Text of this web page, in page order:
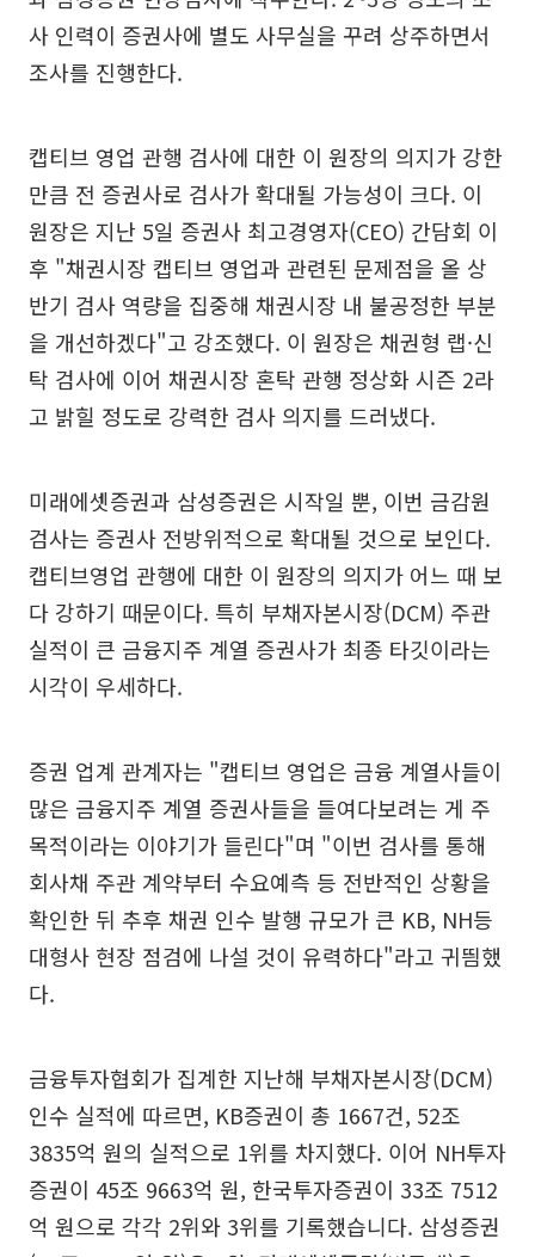
사 인력이 증권사에 별도 사무실을 꾸려 상주하면서
조사를 진행한다.
캡티브 영업 관행 검사에 대한 이 원장의 의지가 강한
만큼 전 증권사로 검사가 확대될 가능성이 크다. 이
원장은 지난 5일 증권사 최고경영자(CEO) 간담회 이
후 "채권시장 캡티브 영업과 관련된 문제점을 올 상
반기 검사 역량을 집중해 채권시장 내 불공정한 부분
을 개선하겠다"고 강조했다. 이 원장은 채권형 랩·신
탁 검사에 이어 채권시장 혼탁 관행 정상화 시즌 2라
고 밝힐 정도로 강력한 검사 의지를 드러냈다.
미래에셋증권과 삼성증권은 시작일 뿐, 이번 금감원
검사는 증권사 전방위적으로 확대될 것으로 보인다.
캡티브영업 관행에 대한 이 원장의 의지가 어느 때 보
다 강하기 때문이다. 특히 부채자본시장(DCM) 주관
실적이 큰 금융지주 계열 증권사가 최종 타깃이라는
시각이 우세하다.
증권 업계 관계자는 "캡티브 영업은 금융 계열사들이
많은 금융지주 계열 증권사들을 들여다보려는 게 주
목적이라는 이야기가 들린다"며 "이번 검사를 통해
회사채 주관 계약부터 수요예측 등 전반적인 상황을
확인한 뒤 추후 채권 인수 발행 규모가 큰 KB, NH등
대형사 현장 점검에 나설 것이 유력하다"라고 귀띔했
다.
​금융투자협회가 집계한 지난해 부채자본시장(DCM)
인수 실적에 따르면, KB증권이 총 1667건, 52조
3835억 원의 실적으로 1위를 차지했다. 이어 NH투자
증권이 45조 9663억 원, 한국투자증권이 33조 7512
억 원으로 각각 2위와 3위를 기록했습니다. 삼성증권